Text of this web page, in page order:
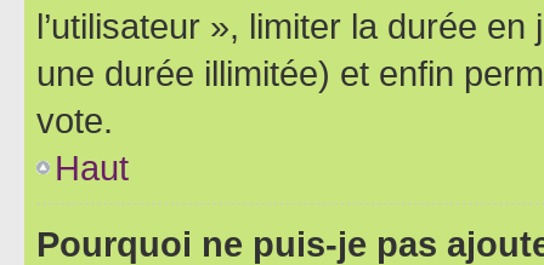
l’utilisateur », limiter la durée
une durée illimitée) et enfin
vote.
Haut
Pourquoi ne puis-je pas